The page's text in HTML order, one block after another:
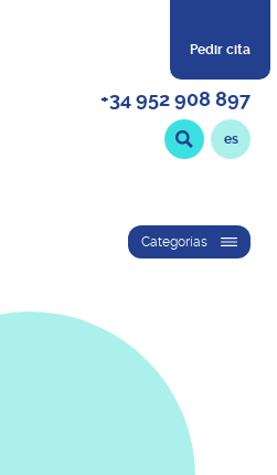
Pedir cita
+34 952 908 897
es
Categorías